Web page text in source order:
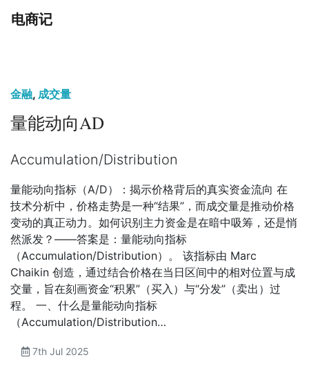
电商记
金融, 成交量
量能动向AD
Accumulation/Distribution
量能动向指标（A/D）：揭示价格背后的真实资金流向 在
技术分析中，价格走势是一种“结果”，而成交量是推动价格
变动的真正动力。如何识别主力资金是在暗中吸筹，还是悄
然派发？——答案是：量能动向指标
（Accumulation/Distribution）。 该指标由 Marc
Chaikin 创造，通过结合价格在当日区间中的相对位置与成
交量，旨在刻画资金“积累”（买入）与“分发”（卖出）过
程。 一、什么是量能动向指标
（Accumulation/Distribution…
7th Jul 2025